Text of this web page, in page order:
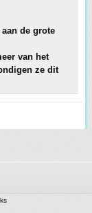
de grote
van het
ze dit